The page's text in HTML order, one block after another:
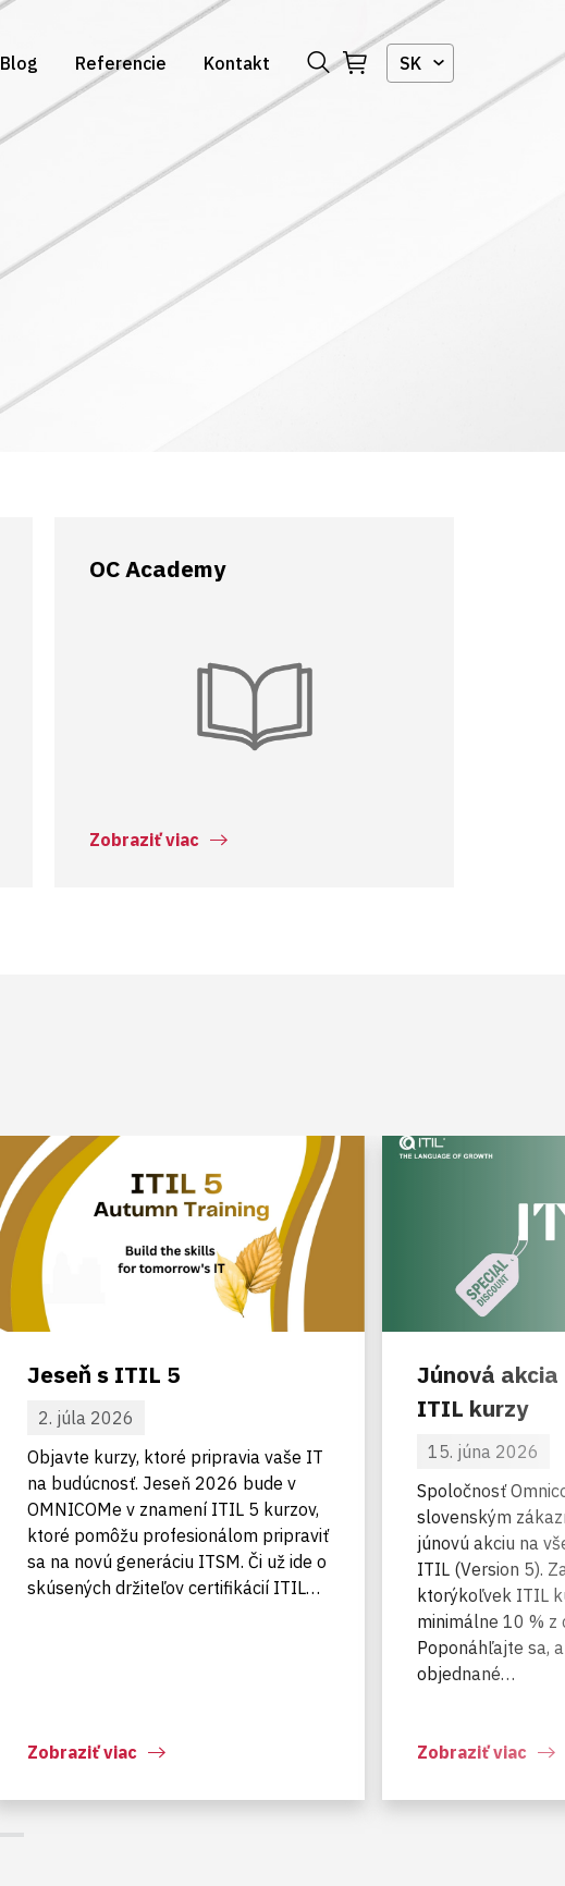
Blog Referencie Kontakt SK
OC Academy
Zobraziť viac
Jeseň s ITIL 5
2. júla 2026
Objavte kurzy, ktoré pripravia vaše IT
na budúcnosť. Jeseň 2026 bude v
OMNICOMe v znamení ITIL 5 kurzov,
ktoré pomôžu profesionálom pripraviť
sa na novú generáciu ITSM. Či už ide o
skúsených držiteľov certifikácií ITIL…
Zobraziť viac
Júnová
ITIL kurzy
15. júna 2026
Spoločnosť
slovenským
júnovú akciu na
ITIL (Version 5).
ktorýkoľvek ITIL
minimálne 10 % z
Poponáhľajte sa,
objednané…
Zobraziť viac